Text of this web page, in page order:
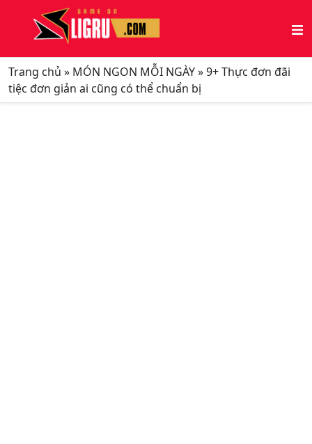
Trang chủ » MÓN NGON MỖI NGÀY»9+ Thực đơn đãi
tiệc đơn giản ai cũng có thể chuẩn bị